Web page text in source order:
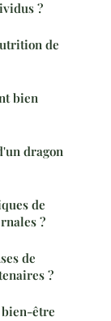
?
de
bien
dragon
de
?
de
?
bien-être